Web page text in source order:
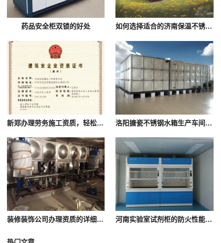
药品安全柜双锁的好处 如何选择适合的济南保温不锈钢水箱加压设备？
新郑办理劳务施工资质，轻松开启人生成功之路！ 洛阳搪瓷不锈钢水箱生产车间需要哪些安全措施
装修装饰公司办理资质的详细解读：包括资质类型、申请条件和办理流程 河南实验室试剂柜的防火性能等级如何划分？